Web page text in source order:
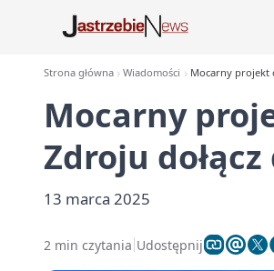
Strona główna Wiadomości Mocarny projekt
Mocarny
Zdroju
13 marca 2025
2 min czytania Udostępnij